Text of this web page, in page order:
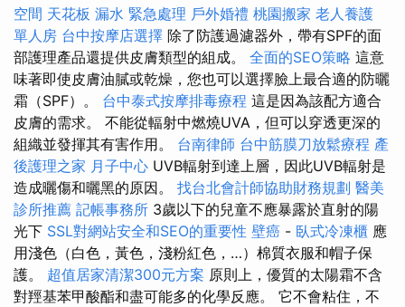
空間 天花板 漏水 緊急處理 戶外婚禮 桃園搬家 老人養護
單人房 台中按摩店選擇 除了防護過濾器外，帶有SPF的面
部護理產品還提供皮膚類型的組成。 全面的SEO策略 這意
味著即使皮膚油膩或乾燥，您也可以選擇臉上最合適的防曬
霜（SPF）。 台中泰式按摩排毒療程 這是因為該配方適合
皮膚的需求。 不能從輻射中燃燒UVA，但可以穿透更深的
組織並發揮其有害作用。 台南律師 台中筋膜刀放鬆療程 產
後護理之家 月子中心 UVB輻射到達上層，因此UVB輻射是
造成曬傷和曬黑的原因。 找台北會計師協助財務規劃 醫美
診所推薦 記帳事務所 3歲以下的兒童不應暴露於直射的陽
光下 SSL對網站安全和SEO的重要性 壁癌 - 臥式冷凍櫃 應
用淺色（白色，黃色，淺粉紅色，…）棉質衣服和帽子保
護。 超值居家清潔300元方案 原則上，優質的太陽霜不含
對羥基苯甲酸酯和盡可能多的化學反應。 它不會粘住，不